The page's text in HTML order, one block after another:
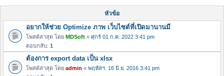
หัวข้อ
อยากให้ช่วย Optimize ภาพ เว็บไซต์ที่เปิดมานานมี
โพสต์ล่าสุด โดย MDSoft « ศุกร์ 01 ก.ค. 2022 3:41 pm
ตอบกลับ: 1
ต้องการ export data เป็น xlsx
โพสต์ล่าสุด โดย admin « พฤหัสฯ. 16 มิ.ย. 2016 3:41 pm